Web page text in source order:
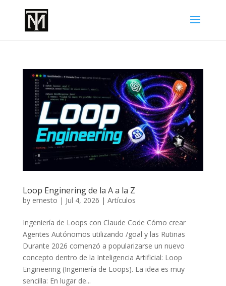
Loop Enginering de la A a la Z
by ernesto | Jul 4, 2026 | Artículos
Ingeniería de Loops con Claude Code Cómo crear
Agentes Autónomos utilizando /goal y las Rutinas
Durante 2026 comenzó a popularizarse un nuevo
concepto dentro de la Inteligencia Artificial: Loop
Engineering (Ingeniería de Loops). La idea es muy
sencilla: En lugar de...